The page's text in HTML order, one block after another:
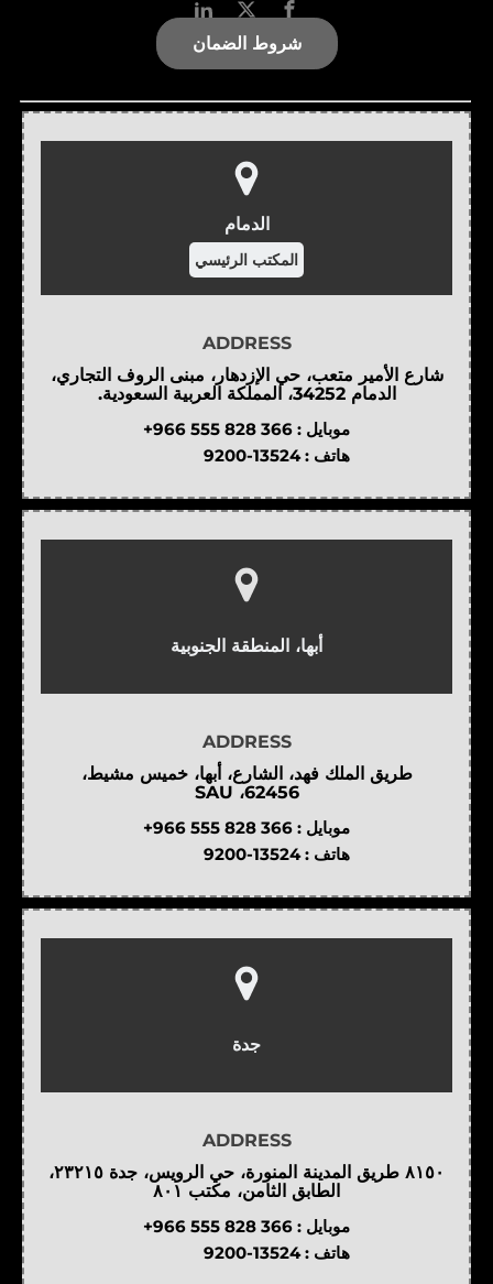
شروط الضمان
الدمام
المكتب الرئيسي
ADDRESS
شارع الأمير متعب، حي الإزدهار، مبنى الروف التجاري،
الدمام 34252، المملكة العربية السعودية.
موبايل : +966 555 828 366
هاتف : 9200-13524
أبها، المنطقة الجنوبية
ADDRESS
طريق الملك فهد، الشارع، أبها، خميس مشيط،
62456، SAU
موبايل : +966 555 828 366
هاتف : 9200-13524
جدة
ADDRESS
٨١٥٠ طريق المدينة المنورة، حي الرويس، جدة ٢٣٢١٥،
الطابق الثامن، مكتب ٨٠١
موبايل : +966 555 828 366
هاتف : 9200-13524